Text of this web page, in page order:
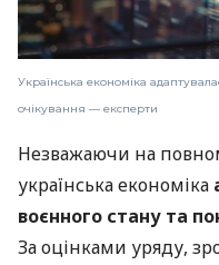
Українська економіка
очікування — експерти
Незважаючи на
українська економіка
воєнного стану та
За оцінками уряду,